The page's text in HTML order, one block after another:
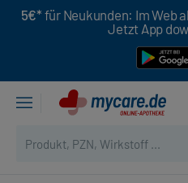
5€* für Neukunden: Im Web
Jetzt App